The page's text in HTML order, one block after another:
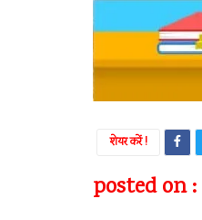
शेयर करें !
posted on :